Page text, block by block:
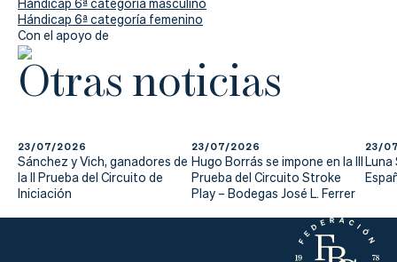
Hándicap 6ª categoría masculino
Hándicap 6ª categoría femenino
Con el apoyo de
Otras noticias
23/07/2026
Sánchez y Vich, ganadores de
la II Prueba del Circuito de
Iniciación
23/07/2026
Hugo Borrás se impone en la III
Prueba del Circuito Stroke
Play – Bodegas José L. Ferrer
23/
Luna